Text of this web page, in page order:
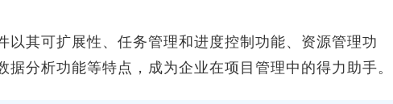
其可扩展性、任务管理和进度控制功能、资源管理功
分析功能等特点，成为企业在项目管理中的得力助手。